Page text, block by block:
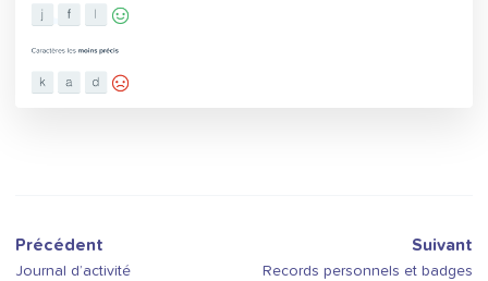
Précédent
Journal d’activité
Suivant
Records personnels et badges